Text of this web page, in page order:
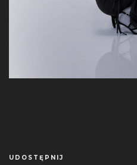
UDOSTĘPNIJ